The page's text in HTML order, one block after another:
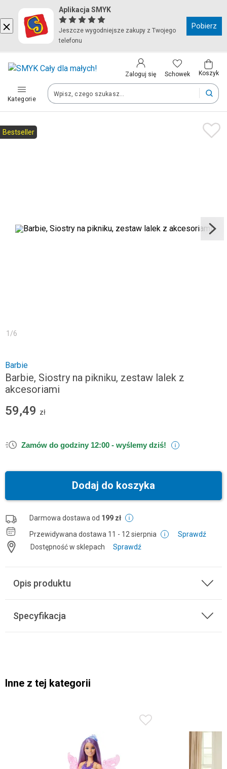
Aplikacja SMYK
Jeszcze wygodniejsze zakupy z Twojego
telefonu
Pobierz
Zaloguj się Schowek Koszyk
Kategorie
Kraj i język
Polska (Poland)
Twoje zamówienia dostarczymy na teren wybranego kraju.
Język
Zapisz
Bestseller
1 /6
Barbie
Barbie, Siostry na pikniku, zestaw lalek z
akcesoriami
59,49 zł
Zamów do godziny 12:00 - wyślemy dziś!
Dodaj do koszyka
Darmowa dostawa od 199 zł
Przewidywana dostawa 11 - 12 sierpnia
Sprawdź
Dostępność w sklepach
Sprawdź
Opis produktu
Specyfikacja
Inne z tej kategorii